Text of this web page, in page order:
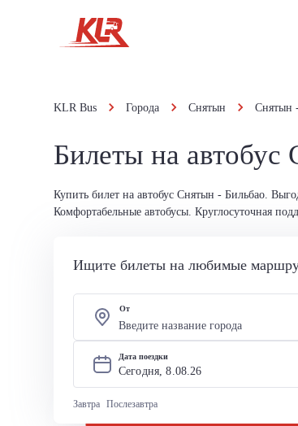
KLR Bus Города Снятын Снятын
Билеты на
Купить билет на автобус Снятын - Бильбао.
Комфортабельные автобусы. Круглосуточная
Ищите билеты на любимые
От
Дата поездки
Сегодня, 8.08.26
Завтра Послезавтра